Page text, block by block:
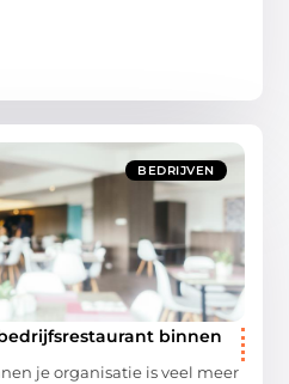
BEDRIJVEN
binnen
je organisatie is veel meer